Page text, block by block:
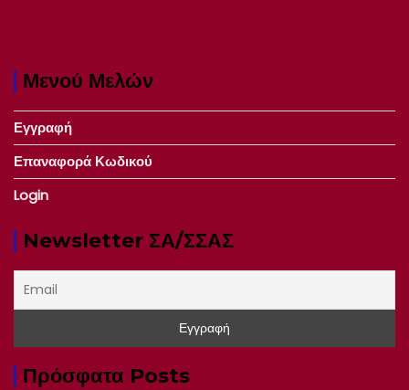
Μενού Μελών
Εγγραφή
Επαναφορά Κωδικού
Login
Newsletter ΣΑ/ΣΣΑΣ
Πρόσφατα Posts